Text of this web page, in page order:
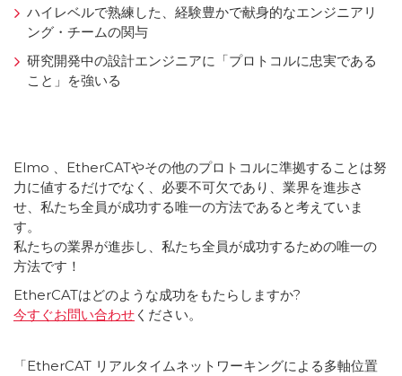
ハイレベルで熟練した、経験豊かで献身的なエンジニアリ
ング・チームの関与
研究開発中の設計エンジニアに「プロトコルに忠実である
こと」を強いる
Elmo 、EtherCATやその他のプロトコルに準拠することは努
力に値するだけでなく、必要不可欠であり、業界を進歩さ
せ、私たち全員が成功する唯一の方法であると考えていま
す。
私たちの業界が進歩し、私たち全員が成功するための唯一の
方法です！
EtherCATはどのような成功をもたらしますか?
今すぐお問い合わせ ください。
「EtherCAT リアルタイムネットワーキングによる多軸位置